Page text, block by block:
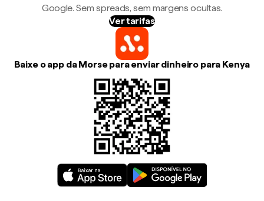
Google. Sem spreads, sem margens ocultas.
Ver tarifas
Baixe o app da Morse para enviar dinheiro para Kenya